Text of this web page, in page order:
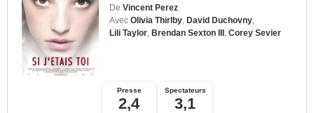
De Vincent Perez
Avec Olivia Thirlby David Duchovny
Lili Taylor Brendan Sexton III Corey Sevier
Presse
2,4
Spectateurs
3,1